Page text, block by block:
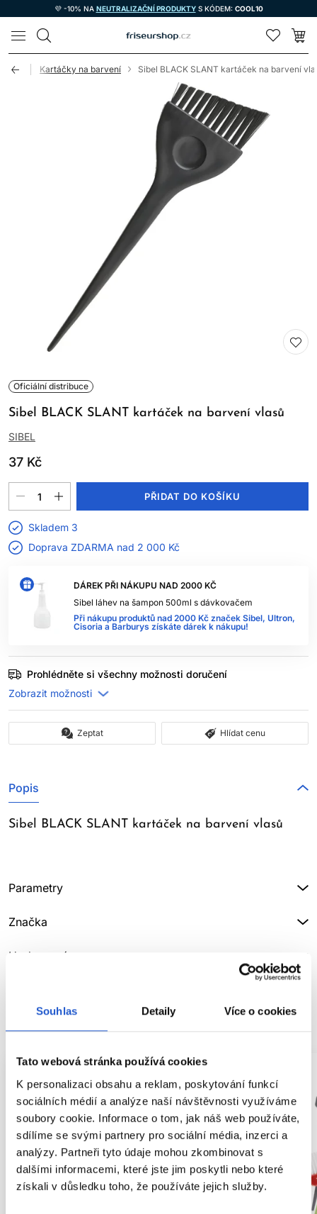
Souhlas Detaily Více o cookies
Tato webová stránka používá cookies
K personalizaci obsahu a reklam, poskytování funkcí
sociálních médií a analýze naší návštěvnosti využíváme
soubory cookie. Informace o tom, jak náš web používáte,
sdílíme se svými partnery pro sociální média, inzerci a
analýzy. Partneři tyto údaje mohou zkombinovat s
dalšími informacemi, které jste jim poskytli nebo které
získali v důsledku toho, že používáte jejich služby.
💜 -10% NA NEUTRALIZAČNÍ PRODUKTYS KÓDEM: COOL10
LOMAX
Kartáčky na barvení Sibel BLACK SLANT kartáček na barvení
Oficiální distribuce
Sibel BLACK SLANT kartáček na barvení vlasů
SIBEL
37 Kč
DÁREK PŘI NÁKUPU NAD 2000 KČ
Sibel láhev na šampon 500ml s dávkovačem
Při nákupu produktů nad 2000 Kč značek Sibel, Ultron,
Cisoria a Barburys získáte dárek k nákupu!
PŘIDAT DO KOŠÍKU
Skladem 3
Doprava ZDARMA nad 2 000 Kč
Prohlédněte si všechny možnosti doručení
Zeptat Hlídat cenu
Popis
Sibel BLACK SLANT kartáček na barvení vlasů
Parametry
Značka
Hodnocení
SOUVISEJÍCÍ PRODUKTY